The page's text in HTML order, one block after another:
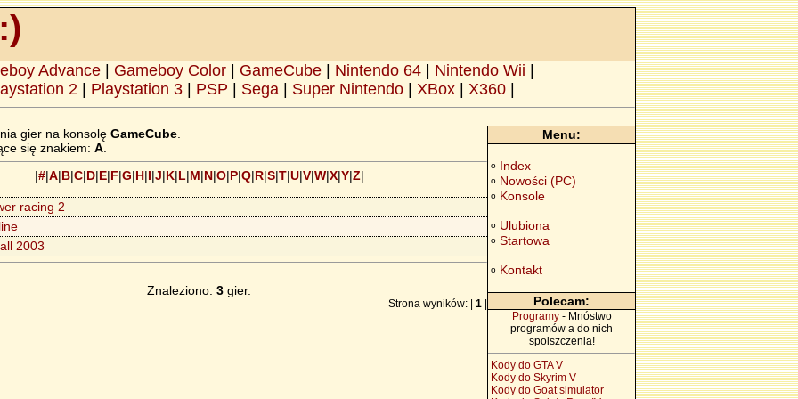
Advance| Gameboy Color| GameCube| Nintendo 64| Nintendo Wii
2| Playstation 3| PSP Sega| Super Nintendo| XBox| X360|
gier na konsolę GameCube
się znakiem: A
|#|A|B|C|D|E|F|G|H|I|J|K|L|M|N|O|P|Q|R|S|T|U|V|W|X|Y|Z|
racing 2
2003
Znaleziono: 3 gier.
Strona wyników: | 1
Menu:
o Index
o Nowości (PC)
o Konsole
o Ulubiona
o Startowa
o Kontakt
Polecam:
Programy- Mnóstwo
programów a do nich
spolszczenia!
Kody do GTA V
Kody do Skyrim V
Kody do Goat simulator